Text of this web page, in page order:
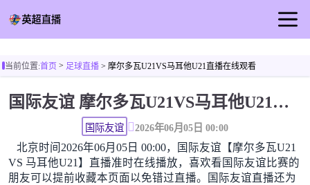
足球直播
足球视频
足球新闻
当前位置:首页> 足球直播> 摩尔多瓦U21VS马耳他U21直播在线观看
国际友谊 摩尔多瓦U21VS马耳他U21直播在线观看高清无插件
国际友谊 2026年06月05日 00:00
北京时间2026年06月05日 00:00，国际友谊【摩尔多瓦U21
VS 马耳他U21】直播准时在线播放，喜欢看国际友谊比赛的
朋友可以提前收藏本页面以免错过直播。国际友谊直播还为